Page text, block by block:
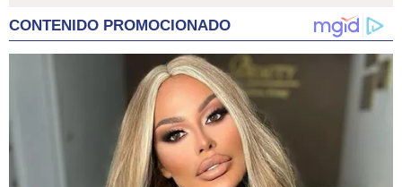
CONTENIDO PROMOCIONADO